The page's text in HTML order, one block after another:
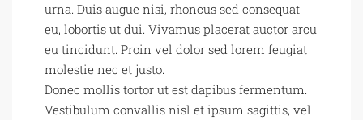
urna. Duis augue nisi, rhoncus sed consequat
eu, lobortis ut dui. Vivamus placerat auctor arcu
eu tincidunt. Proin vel dolor sed lorem feugiat
molestie nec et justo.
Donec mollis tortor ut est dapibus fermentum.
Vestibulum convallis nisl et ipsum sagittis, vel